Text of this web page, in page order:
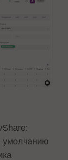
умолчанию